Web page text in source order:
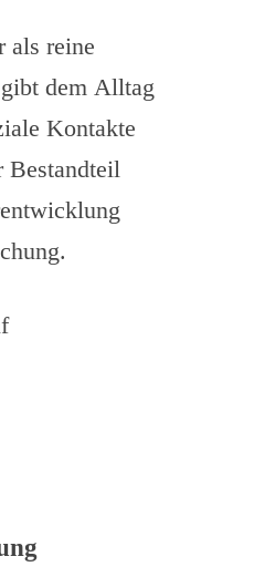
als reine
dem Alltag
Kontakte
Bestandteil